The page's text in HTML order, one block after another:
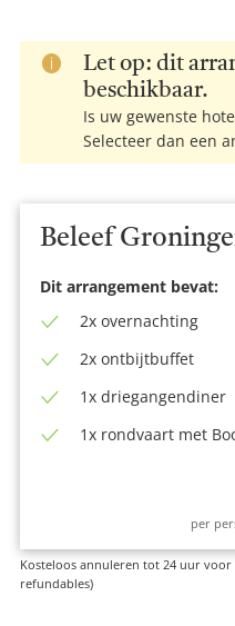
Let op: dit
beschikbaar.
Is uw gewenste
Selecteer dan een
Beleef
Dit arrangement bevat:
2x overnachting
2x ontbijtbuffet
1x driegangendiner
1x rondvaart met
per
Kosteloos annuleren tot 24 uur
refundables)